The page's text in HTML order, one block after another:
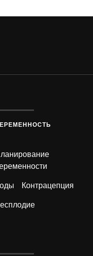
Контрацепция